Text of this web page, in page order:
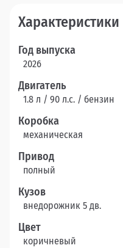
Характеристики
Год выпуска
2026
Двигатель
1.8 л / 90 л.c. / бензин
Коробка
механическая
Привод
полный
Кузов
внедорожник 5 дв.
Цвет
коричневый